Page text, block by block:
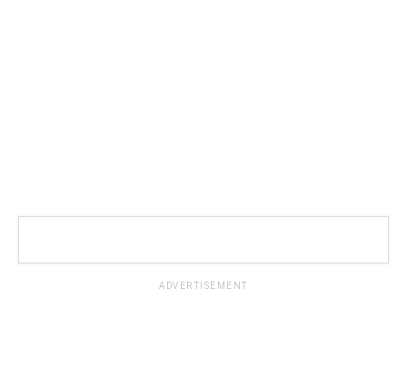
ADVERTISEMENT